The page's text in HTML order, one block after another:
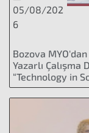
05/08/202
6
Bozova
Yazarlı Çalışma
“Technology in